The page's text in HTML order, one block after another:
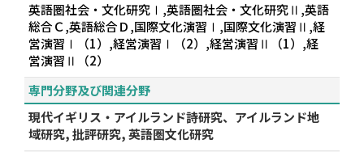
英語圏社会・文化研究Ⅰ,英語圏社会・文化研究Ⅱ,英語
総合Ｃ,英語総合Ｄ,国際文化演習Ⅰ,国際文化演習Ⅱ,経
営演習Ⅰ（1）,経営演習Ⅰ（2）,経営演習Ⅱ（1）,経
営演習Ⅱ（2）
専門分野及び関連分野
現代イギリス・アイルランド詩研究、アイルランド地
域研究, 批評研究, 英語圏文化研究